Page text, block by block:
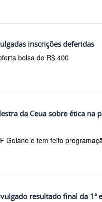
inscrições deferidas
bolsa de R$ 400
da Ceua sobre ética na
Goiano e tem feito
resultado final da 1ª